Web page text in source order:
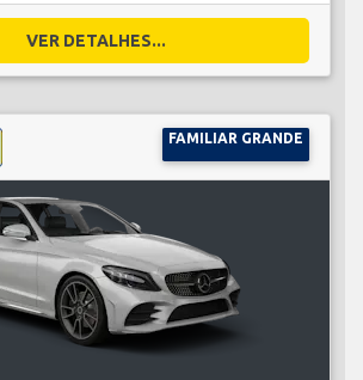
VER DETALHES...
FAMILIAR GRANDE